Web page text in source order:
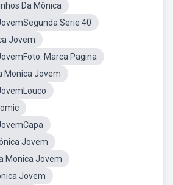
Da Mônica
Serie 40
Jovem
Marca Pagina
Monica Jovem
Jovem
Monica Jovem
Jovem